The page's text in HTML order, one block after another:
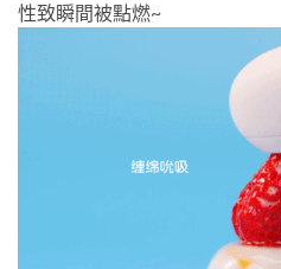
性致瞬間被點燃~